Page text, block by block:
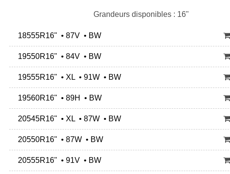
Grandeurs disponibles : 16"
18555R16" • 87V • BW
19550R16" • 84V • BW
19555R16" • XL • 91W • BW
19560R16" • 89H • BW
20545R16" • XL • 87W • BW
20550R16" • 87W • BW
20555R16" • 91V • BW